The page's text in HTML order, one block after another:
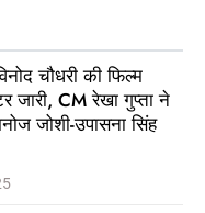
चौधरी की फिल्म
जारी, CM रेखा गुप्ता ने
जोशी-उपासना सिंह